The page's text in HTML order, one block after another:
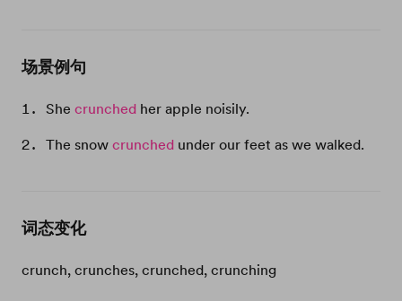
场景例句
She crunched her apple noisily.
The snowcrunched under our feet as we walked.
词态变化
crunch, crunches, crunched, crunching